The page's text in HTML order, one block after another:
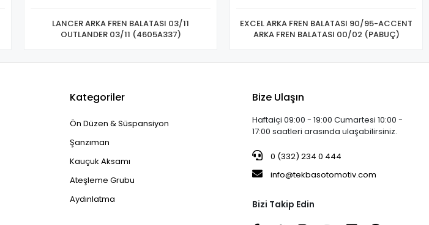
LANCER ARKA FREN BALATASI 03/11
OUTLANDER 03/11 (4605A337)
EXCEL ARKA FREN BALATASI 90/95-ACCENT
ARKA FREN BALATASI 00/02 (PABUÇ)
Kategoriler
Ön Düzen & Süspansiyon
Şanzıman
Kauçuk Aksamı
Ateşleme Grubu
Aydınlatma
Bize Ulaşın
Haftaiçi 09:00 - 19:00 Cumartesi 10:00 -
17:00 saatleri arasında ulaşabilirsiniz.
0 (332) 234 0 444
info@tekbasotomotiv.com
Bizi Takip Edin